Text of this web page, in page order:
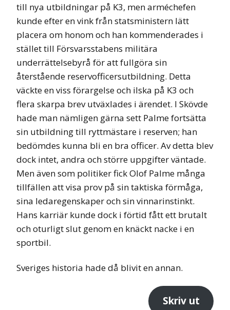
till nya utbildningar på K3, men arméchefen
kunde efter en vink från statsministern lätt
placera om honom och han kommenderades i
stället till Försvarsstabens militära
underrättelsebyrå för att fullgöra sin
återstående reservofficersutbildning. Detta
väckte en viss förargelse och ilska på K3 och
flera skarpa brev utväxlades i ärendet. I Skövde
hade man nämligen gärna sett Palme fortsätta
sin utbildning till ryttmästare i reserven; han
bedömdes kunna bli en bra officer. Av detta blev
dock intet, andra och större uppgifter väntade.
Men även som politiker fick Olof Palme många
tillfällen att visa prov på sin taktiska förmåga,
sina ledaregenskaper och sin vinnarinstinkt.
Hans karriär kunde dock i förtid fått ett brutalt
och oturligt slut genom en knäckt nacke i en
sportbil.
Sveriges historia hade då blivit en annan.
Skriv ut